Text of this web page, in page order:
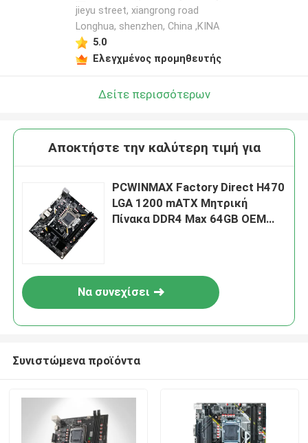
jieyu street, xiangrong road
Longhua, shenzhen, China ,ΚΙΝΑ
5.0
Ελεγχμένος προμηθευτής
Δείτε περισσότερων
Αποκτήστε την καλύτερη τιμή για
PCWINMAX Factory Direct H470
LGA 1200 mATX Μητρική
Πίνακα DDR4 Max 64GB OEM
Να συνεχίσει
Συνιστώμενα προϊόντα